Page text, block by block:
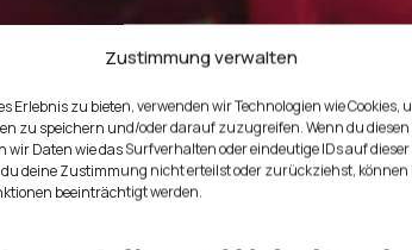
Zustimmung verwalten
Erlebnis zu bieten, verwenden wir Technologien wie Cookies,
zu speichern und/oder darauf zuzugreifen. Wenn du diesen
Daten wie das Surfverhalten oder eindeutige IDs auf dieser
deine Zustimmung nicht erteilst oder zurückziehst,
beeinträchtigt werden.